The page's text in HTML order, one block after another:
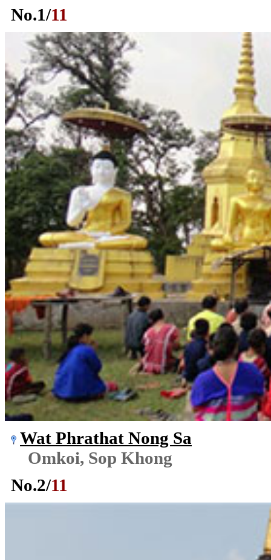
No.1/11
Wat Phrathat Nong Sa
Omkoi, Sop Khong
No.2/11